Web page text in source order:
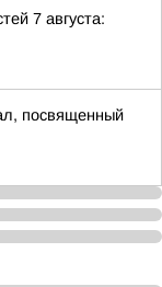
7 августа:
посвященный